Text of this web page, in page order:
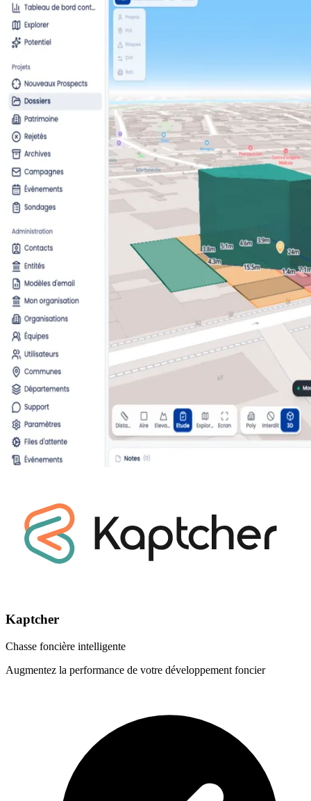
Kaptcher
Chasse foncière intelligente
Augmentez la performance de votre développement foncier